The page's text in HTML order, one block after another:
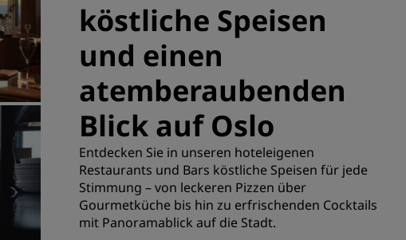
Meetings
buchen
an
Deals of the Day
Im Voraus buchen
Unsere Angebote anzeigen
Reisevorschläge
Familienfreundliche Hotels
Rad Pets
Hochzeitslocations
Nachhaltige Aufenthalte
Aufenthalte für Sportteams
köstliche Speisen
und einen
atemberaubenden
Blick auf Oslo
Entdecken Sie in unseren hoteleigenen
Restaurants und Bars köstliche Speisen für jede
Stimmung – von leckeren Pizzen über
Gourmetküche bis hin zu erfrischenden Cocktails
mit Panoramablick auf die Stadt.